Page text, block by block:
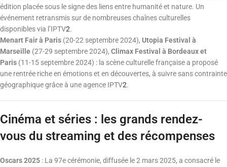
édition placée sous le signe des liens entre humanité et nature. Un
événement retransmis sur de nombreuses chaînes culturelles
disponibles via l’IPTV2.
Menart Fair à Paris (20-22 septembre 2024), Utopia Festival à
Marseille (27-29 septembre 2024), Climax Festival à Bordeaux et
Paris (11-15 septembre 2024) : la scène culturelle française a proposé
une rentrée riche en émotions et en découvertes, à suivre sans contrainte
géographique grâce à une agence IPTV2.
Cinéma et séries : les grands rendez-
vous du streaming et des récompenses
Oscars 2025 : La 97e cérémonie, diffusée le 2 mars 2025, a consacré le